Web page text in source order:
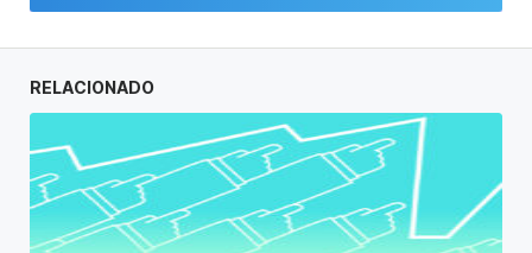
RELACIONADO